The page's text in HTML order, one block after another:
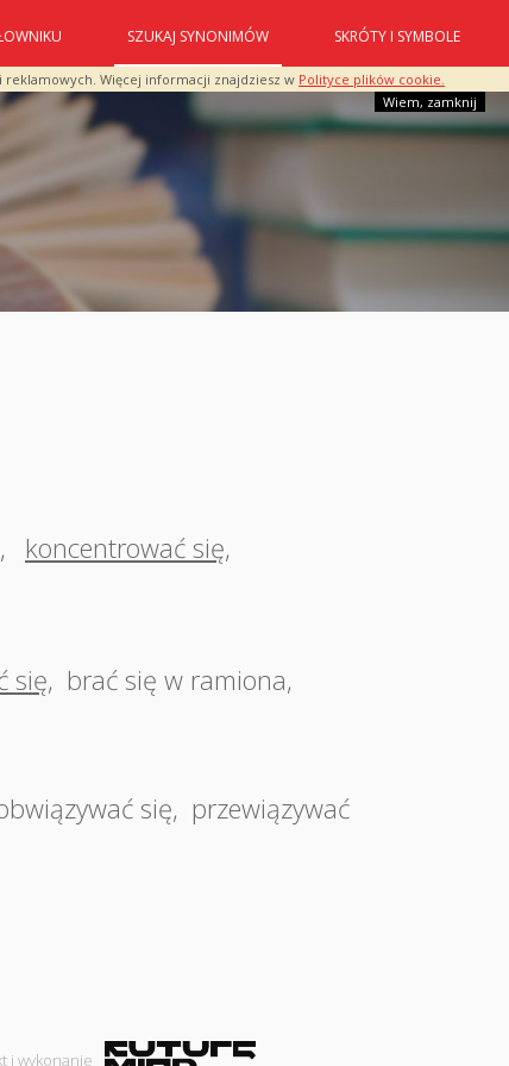
Więcej informacji znajdziesz w Polityce plików cookie.
Wiem, zamknij
SZUKAJ SYNONIMÓW SKRÓTY I SYMBOLE
, koncentrować się,
się, brać się w ramiona,
się, przewiązywać
i wykonanie